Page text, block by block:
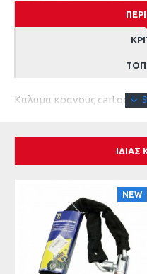
Καλυμα κρανους cartoon
ΊΔΙΑΣ
NEW